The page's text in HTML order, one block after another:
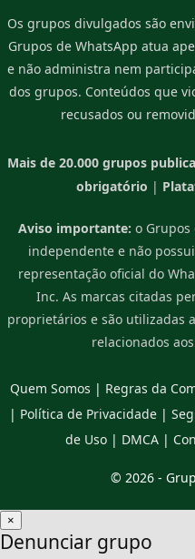
Os grupos divulgados são
Grupos de WhatsApp atua
e não administra nem
dos grupos. Conteúdos que
recusados ou
Mais de 20.000 grupos
obrigatório |
Aviso importante: o
independente e não
representação oficial do
Inc. As marcas citadas
proprietários e são utilizadas
relacionados
Quem Somos | Regras da
| Política de Privacidade |
de Uso| DMCA|
© 2026 -
×
Denunciar grupo